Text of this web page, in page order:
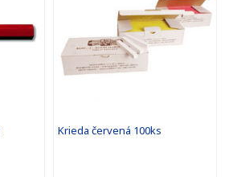
Krieda červená 100ks